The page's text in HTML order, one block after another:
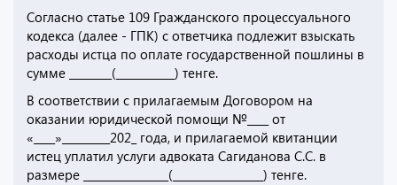
Согласно статье 109 Гражданского процессуального
кодекса (далее - ГПК) с ответчика подлежит взыскать
расходы истца по оплате государственной пошлины в
сумме ________(___________) тенге.
В соответствии с прилагаемым Договором на
оказании юридической помощи №____ от
«____»_________202_ года, и прилагаемой квитанции
истец уплатил услуги адвоката Сагиданова С.С. в
размере ________________(_________________) тенге.